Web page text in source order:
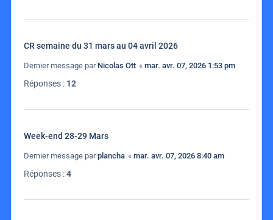
CR semaine du 31 mars au 04 avril 2026
Dernier message par Nicolas Ott « mar. avr. 07, 2026 1:53 pm
Réponses : 12
Week-end 28-29 Mars
Dernier message parplancha « mar. avr. 07, 2026 8:40 am
Réponses :4